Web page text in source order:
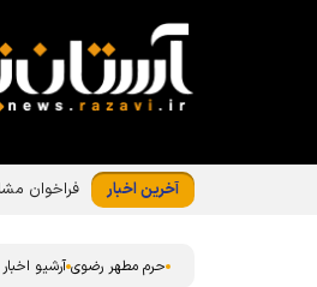
آخرین اخبار فراخوان
حرم مطهر رضوی آرشیو